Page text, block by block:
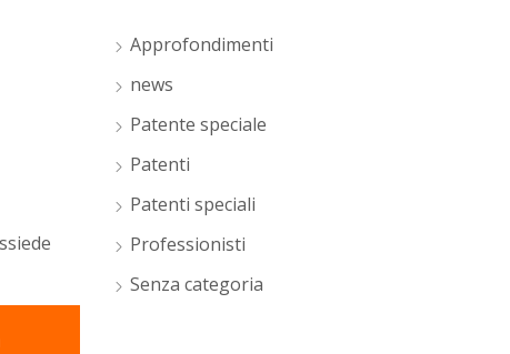
Approfondimenti
news
Patente speciale
Patenti
Patenti speciali
Professionisti
Senza categoria